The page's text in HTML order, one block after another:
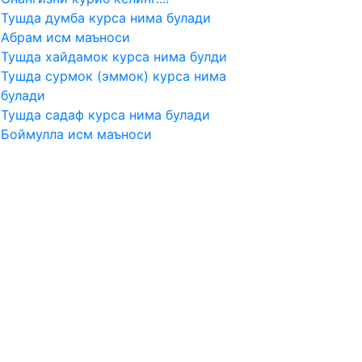
Тушда думба курса нима булади
Абрам исм маъноси
Тушда хайдамок курса нима булди
Тушда сурмок (эммок) курса нима
булади
Тушда садаф курса нима булади
Боймулла исм маъноси